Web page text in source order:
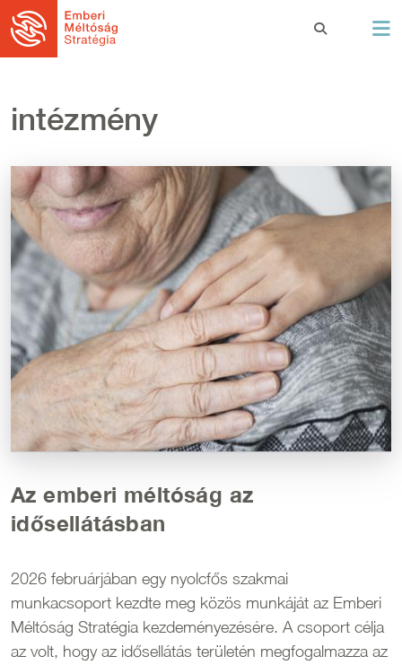
Ugrás a tartalomra
intézmény
Kép
Az emberi méltóság az
idősellátásban
2026 februárjában egy nyolcfős szakmai
munkacsoport kezdte meg közös munkáját az Emberi
Méltóság Stratégia kezdeményezésére. A csoport célja
az volt, hogy az idősellátás területén megfogalmazza az